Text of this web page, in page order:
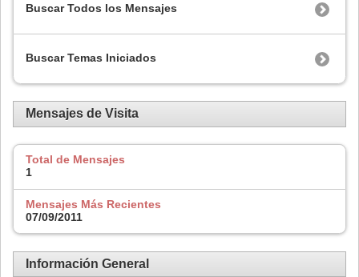
Buscar Todos los Mensajes
Buscar Temas Iniciados
Mensajes de Visita
Total de Mensajes
1
Mensajes Más Recientes
07/09/2011
Información General